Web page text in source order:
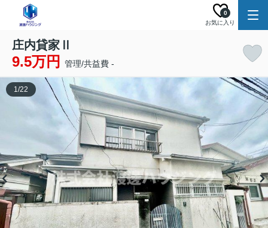
お気に入り
0
庄内貸家Ⅱ
9.5万円 管理/共益費 -
1/22